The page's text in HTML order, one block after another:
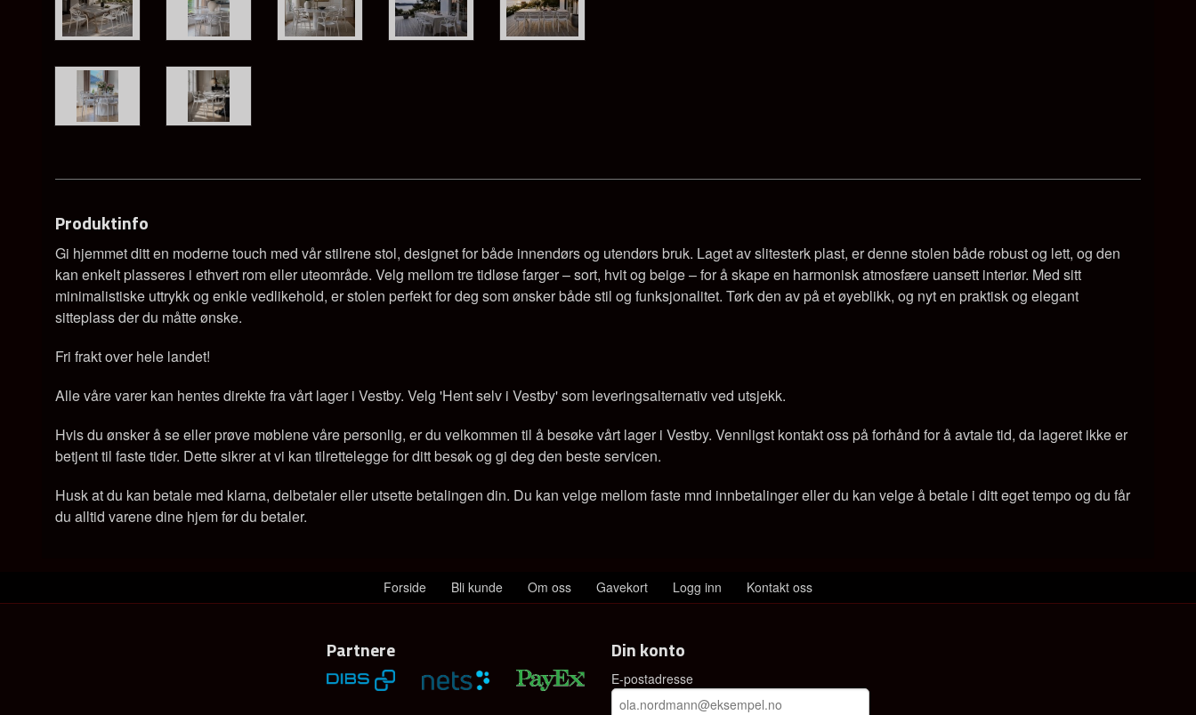
Produktinfo
Gi hjemmet ditt en moderne touch med vår stilrene stol, designet for både innendørs og utendørs bruk. Laget av slitesterk plast, er denne stolen både robust og lett, og den
kan enkelt plasseres i ethvert rom eller uteområde. Velg mellom tre tidløse farger – sort, hvit og beige – for å skape en harmonisk atmosfære uansett interiør. Med sitt
minimalistiske uttrykk og enkle vedlikehold, er stolen perfekt for deg som ønsker både stil og funksjonalitet. Tørk den av på et øyeblikk, og nyt en praktisk og elegant
sitteplass der du måtte ønske.
Fri frakt over hele landet!
Alle våre varer kan hentes direkte fra vårt lager i Vestby. Velg 'Hent selv i Vestby' som leveringsalternativ ved utsjekk.
Hvis du ønsker å se eller prøve møblene våre personlig, er du velkommen til å besøke vårt lager i Vestby. Vennligst kontakt oss på forhånd for å avtale tid, da lageret ikke er
betjent til faste tider. Dette sikrer at vi kan tilrettelegge for ditt besøk og gi deg den beste servicen.
Husk at du kan betale med klarna, delbetaler eller utsette betalingen din. Du kan velge mellom faste mnd innbetalinger eller du kan velge å betale i ditt eget tempo og du får
du alltid varene dine hjem før du betaler.
Forside Bli kunde Om oss Gavekort Logg inn Kontakt oss
Partnere Din konto
E-postadresse